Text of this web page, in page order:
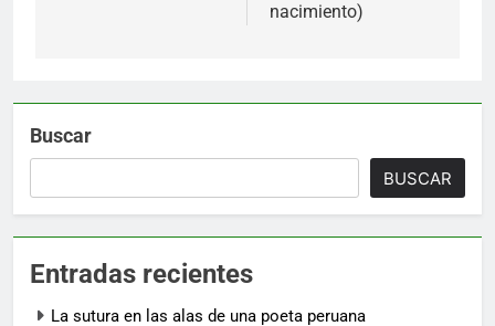
nacimiento)
Buscar
BUSCAR
Entradas recientes
La sutura en las alas de una poeta peruana